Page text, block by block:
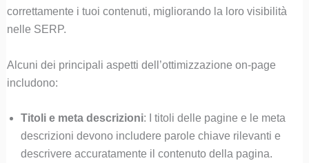
correttamente i tuoi contenuti, migliorando la loro visibilità
nelle SERP.
Alcuni dei principali aspetti dell’ottimizzazione on-page
includono:
Titoli e meta descrizioni: I titoli delle pagine e le meta
descrizioni devono includere parole chiave rilevanti e
descrivere accuratamente il contenuto della pagina.